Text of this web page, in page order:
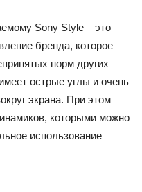
Sony Style – это
бренда, которое
норм других
острые углы и очень
экрана. При этом
которыми можно
использование